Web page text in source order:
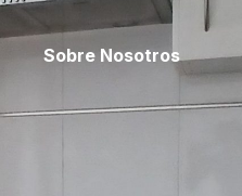
Sobre Nosotros